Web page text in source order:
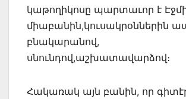
կաթողիկոսը պարտաւոր է
միաբանին,կուսակրօններին
բնակարանով,
սնունդով,աշխատավարձով։
Հակառակ այն բանին, որ